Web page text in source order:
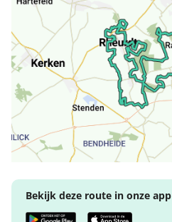
Bekijk deze route in onze app